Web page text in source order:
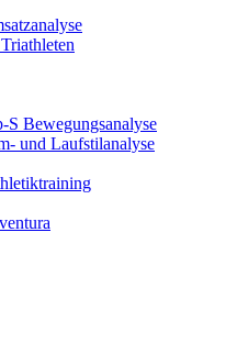
Bewegungsanalyse
und Laufstilanalyse